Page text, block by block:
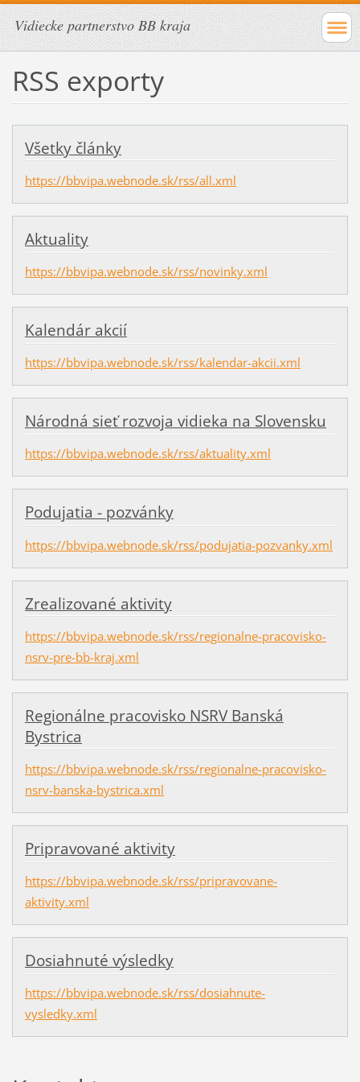
Vidiecke partnerstvo BB kraja
RSS exporty
Všetky články
https://bbvipa.webnode.sk/rss/all.xml
Aktuality
https://bbvipa.webnode.sk/rss/novinky.xml
Kalendár akcií
https://bbvipa.webnode.sk/rss/kalendar-akcii.xml
Národná sieť rozvoja vidieka na Slovensku
https://bbvipa.webnode.sk/rss/aktuality.xml
Podujatia - pozvánky
https://bbvipa.webnode.sk/rss/podujatia-pozvanky.xml
Zrealizované aktivity
https://bbvipa.webnode.sk/rss/regionalne-pracovisko-
nsrv-pre-bb-kraj.xml
Regionálne pracovisko NSRV Banská
Bystrica
https://bbvipa.webnode.sk/rss/regionalne-pracovisko-
nsrv-banska-bystrica.xml
Pripravované aktivity
https://bbvipa.webnode.sk/rss/pripravovane-
aktivity.xml
Dosiahnuté výsledky
https://bbvipa.webnode.sk/rss/dosiahnute-
vysledky.xml